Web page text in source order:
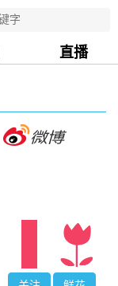
直播